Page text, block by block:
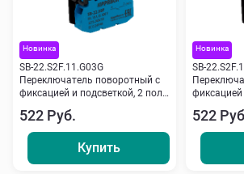
Новинка
SB-22.S2F.11.G03G
Переключатель поворотный с
фиксацией и подсветкой, 2 пол.,
Кипприбор
522 Руб.
Купить
Новинка
SB-
фиксацией
Кипприбор
522